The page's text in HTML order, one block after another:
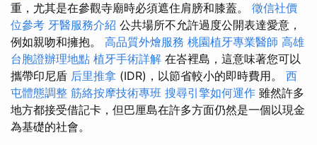
重，尤其是在參觀寺廟時必須遮住肩膀和膝蓋。 徵信社價
位參考 牙醫服務介紹 公共場所不允許過度公開表達愛意，
例如親吻和擁抱。 高品質外燴服務 桃園植牙專業醫師 高雄
台胞證辦理地點 植牙手術詳解 在峇裡島，這意味著您可以
攜帶印尼盾 后里推拿 (IDR)，以節省較小的即時費用。 西
屯體態調整 筋絡按摩技術專班 搜尋引擎如何運作 雖然許多
地方都接受借記卡，但巴厘島在許多方面仍然是一個以現金
為基礎的社會。